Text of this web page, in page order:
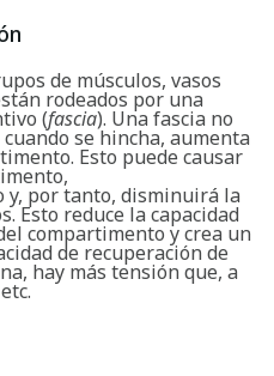
de músculos, vasos
rodeados por una
(fascia). Una fascia no
se hincha, aumenta
Esto puede causar
y, por tanto, disminuirá la
Esto reduce la capacidad
compartimento y crea un
de recuperación de
hay más tensión que, a